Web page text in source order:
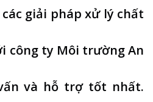
giải pháp xử lý chất
công ty Môi trường An
và hỗ trợ tốt nhất.